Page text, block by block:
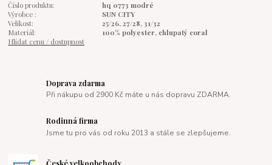
Číslo produktu:
hq 0773 modré
Výrobce :
SUN CITY
Velikost:
25/26, 27/28, 31/32
Materiál:
100% polyester, chlupatý coral
Hlídat cenu / dostupnost
Doprava zdarma
Při nákupu od 2900 Kč máte u nás dopravu ZDARMA.
Rodinná firma
Jsme tu pro vás od roku 2013 a stále se zlepšujeme.